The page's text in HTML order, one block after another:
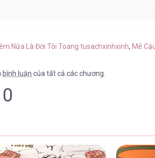
Nữa Là Đời Tôi Toang tusachxinhxinh, Mê
bình luận của tất cả các chương.